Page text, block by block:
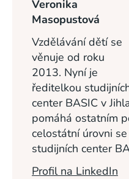
Veronika
Masopustová
Vzdělávání dětí se
věnuje od roku
2013. Nyní je
ředitelkou
center BASIC v
pomáhá ostatním
celostátní úrovni
studijních center
Profil na LinkedIn